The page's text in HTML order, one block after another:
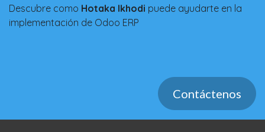
Descubre como Hotaka Ikhodi puede ayudarte en la
implementación de Odoo ERP
Contáctenos